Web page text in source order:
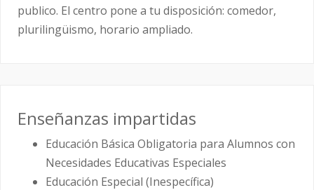
publico. El centro pone a tu disposición: comedor,
plurilingüismo, horario ampliado.
Enseñanzas impartidas
Educación Básica Obligatoria para Alumnos con
Necesidades Educativas Especiales
Educación Especial (Inespecífica)